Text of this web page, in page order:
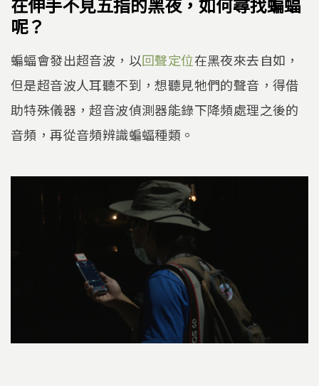
呢？
蝙蝠會發出超音波，以回聲定位在黑夜來去自如，
但是超音波人耳聽不到，想聽見牠們的聲音，得借
助特殊儀器，超音波偵測器能錄下降頻處理之後的
音頻，再從音頻辨識蝙蝠種類。